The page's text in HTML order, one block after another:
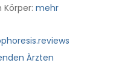
mehr
Ärzten